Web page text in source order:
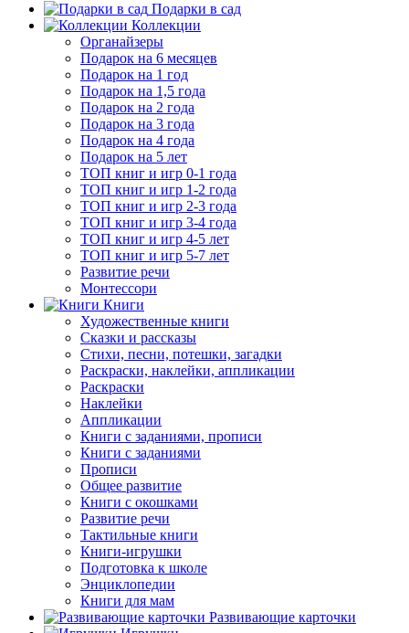
Подарки в сад
Коллекции
Органайзеры
Подарок на 6 месяцев
Подарок на 1 год
Подарок на 1,5 года
Подарок на 2 года
Подарок на 3 года
Подарок на 4 года
Подарок на 5 лет
ТОП книг и игр 0-1 года
ТОП книг и игр 1-2 года
ТОП книг и игр 2-3 года
ТОП книг и игр 3-4 года
ТОП книг и игр 4-5 лет
ТОП книг и игр 5-7 лет
Развитие речи
Монтессори
Книги
Художественные книги
Сказки и рассказы
Стихи, песни, потешки, загадки
Раскраски, наклейки, аппликации
Раскраски
Наклейки
Аппликации
Книги с заданиями, прописи
Книги с заданиями
Прописи
Общее развитие
Книги с окошками
Развитие речи
Тактильные книги
Книги-игрушки
Подготовка к школе
Энциклопедии
Книги для мам
Развивающие карточки